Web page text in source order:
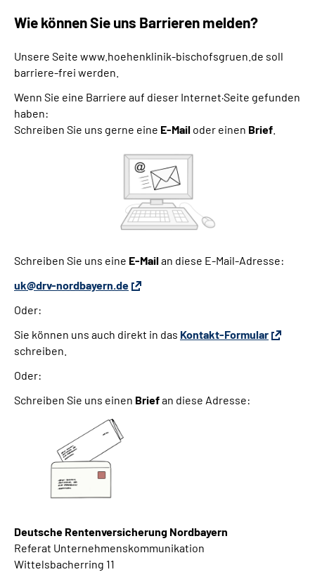
Wie können Sie uns Barrieren melden?
Unsere Seite www.hoehenklinik-bischofsgruen.de soll
barriere-frei werden.
Wenn Sie eine Barriere auf dieser Internet·Seite gefunden
haben:
Schreiben Sie uns gerne eine E-Mail oder einen Brief
Schreiben Sie uns eine E-Mailan diese E-Mail-Adresse:
uk@drv-nordbayern.de
Oder:
Sie können uns auch direkt in das Kontakt-Formular
schreiben.
Oder:
Schreiben Sie uns einen Briefan diese Adresse:
Deutsche Rentenversicherung Nordbayern
Referat Unternehmenskommunikation
Wittelsbacherring 11